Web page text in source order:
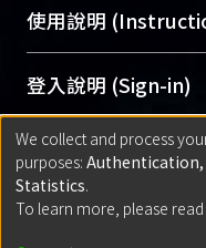
用逐年攀升。同時
Archive）平台。
含部分內容的版
助與合作完成，
意提供此授權。
Please represent
original work,
grant the rights
若欲上傳已出版
policy finder
網
使用說明
網站簡介
使用手冊
線上預約服務
登入說明 (Sign-in)
方案一：臺灣大
(With C&INC
方案二：ORCID
匯入著作
方案一：定期更
for identifier
We collect and process
purposes: Authentication,
Statistics.
To learn more, please